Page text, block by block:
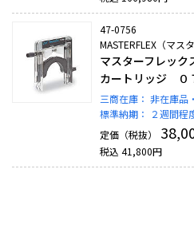
47-0756
MASTERFLEX（マス
マスターフレック
カートリッジ ０
三商在庫： 非在庫品
標準納期：
２週間程
定価（税抜）
税込 41,800円